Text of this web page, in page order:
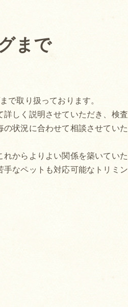
まで
取り扱っております。
しく説明させていただき、検査
状況に合わせて相談させていた
からよりよい関係を築いていた
なペットも対応可能なトリミン